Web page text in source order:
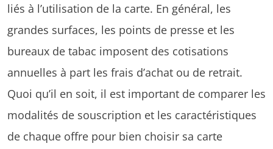
liés à l’utilisation de la carte. En général, les
grandes surfaces, les points de presse et les
bureaux de tabac imposent des cotisations
annuelles à part les frais d’achat ou de retrait.
Quoi qu’il en soit, il est important de comparer les
modalités de souscription et les caractéristiques
de chaque offre pour bien choisir sa carte